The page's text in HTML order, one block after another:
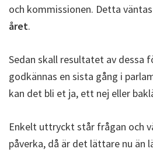
och kommissionen. Detta
året.
Sedan skall resultatet av dessa
godkännas en sista gång i
kan det bli et ja, ett nej eller
Enkelt uttryckt står frågan och
påverka, då är det lättare nu än